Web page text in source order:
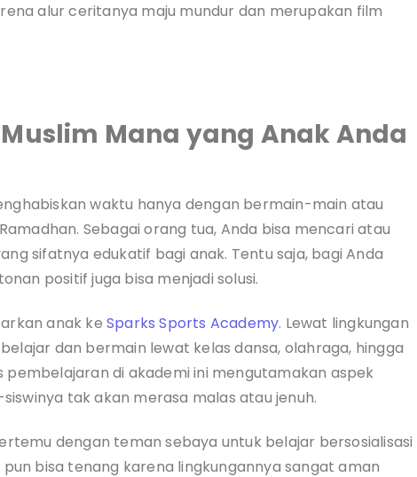
alur ceritanya maju mundur dan merupakan film
Mana yang Anak Anda
waktu hanya dengan bermain-main atau
Sebagai orang tua, Anda bisa mencari atau
sifatnya edukatif bagi anak. Tentu saja, bagi Anda
positif juga bisa menjadi solusi.
anak keSparks Sports Academy. Lewat lingkungan
dan bermain lewat kelas dansa, olahraga, hingga
pembelajaran di akademi ini mengutamakan aspek
tak akan merasa malas atau jenuh.
dengan teman sebaya untuk belajar bersosialisasi
bisa tenang karena lingkungannya sangat aman